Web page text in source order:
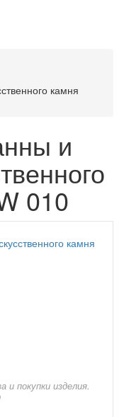
камня
и
010
покупки изделия.